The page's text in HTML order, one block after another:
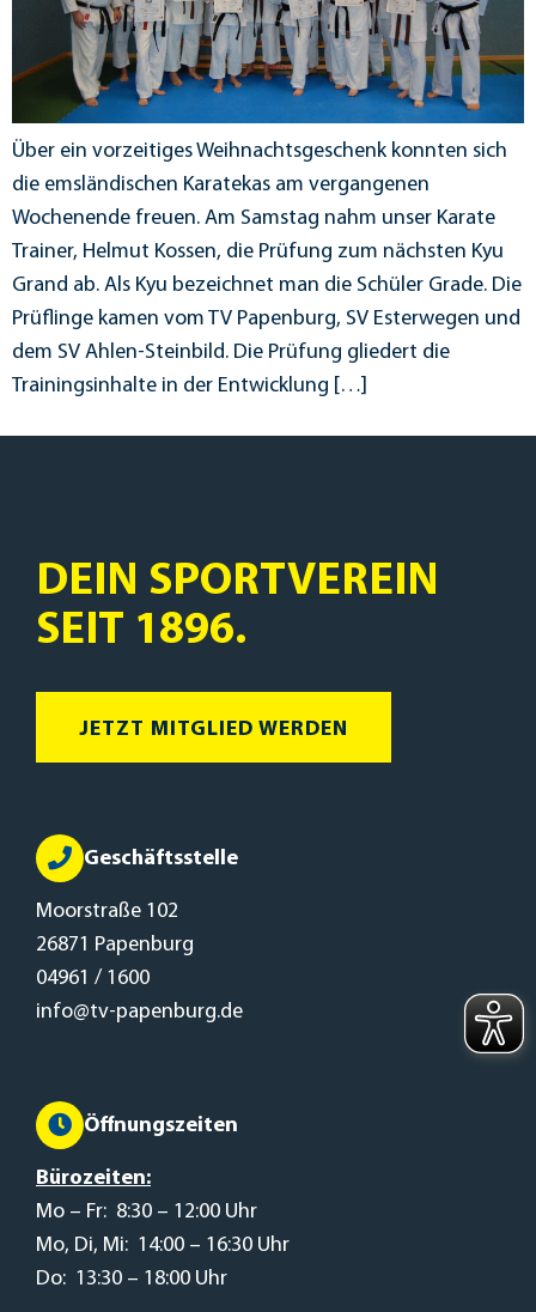
Über ein vorzeitiges Weihnachtsgeschenk konnten sich
die emsländischen Karatekas am vergangenen
Wochenende freuen. Am Samstag nahm unser Karate
Trainer, Helmut Kossen, die Prüfung zum nächsten Kyu
Grand ab. Als Kyu bezeichnet man die Schüler Grade. Die
Prüflinge kamen vom TV Papenburg, SV Esterwegen und
dem SV Ahlen-Steinbild. Die Prüfung gliedert die
Trainingsinhalte in der Entwicklung […]
DEIN SPORTVEREIN
SEIT 1896.
JETZT MITGLIED WERDEN
Geschäftsstelle
Moorstraße 102
26871 Papenburg
04961 / 1600
info@tv-papenburg.de
Öffnungszeiten
Bürozeiten:
Mo – Fr: 8:30 – 12:00 Uhr
Mo, Di, Mi: 14:00 – 16:30 Uhr
Do: 13:30 – 18:00 Uhr